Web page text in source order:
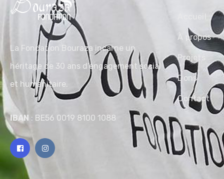
La Fondation Bouraza incarne un
héritage de 30 ans d’engagement social
et humanitaire.
IBAN : BE56 0019 8100 1088
À propos
Projets
Dons
Contact